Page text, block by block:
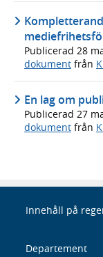
Publicerad 28
dokument från
En lag om
Publicerad 27
dokument från
Innehåll på
Departement